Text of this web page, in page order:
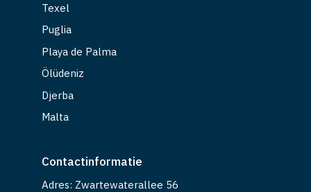
Texel
Puglia
Playa de Palma
Ölüdeniz
Djerba
Malta
Contactinformatie
Adres: Zwartewaterallee 56